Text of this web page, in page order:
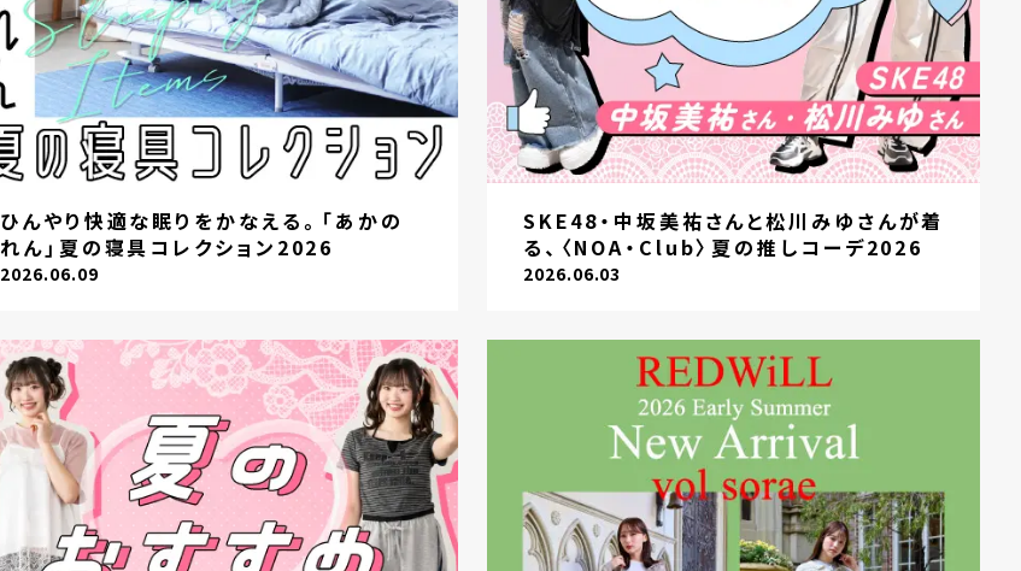
ひんやり快適な眠りをかなえる。「あかの
れん」夏の寝具コレクション2026
2026.06.09
SKE48・中坂美祐さんと松川みゆさんが着
る、〈NOA・Club〉夏の推しコーデ2026
2026.06.03